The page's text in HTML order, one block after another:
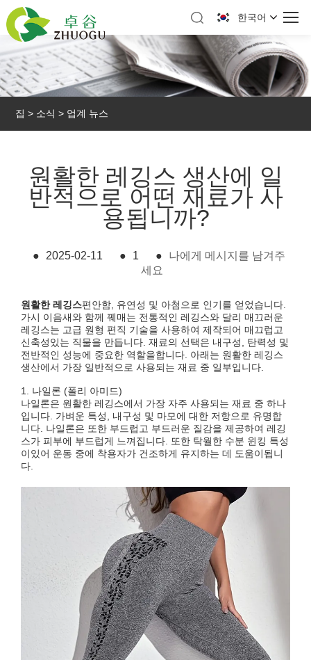
한국어
집 > 소식 > 업계 뉴스
원활한 레깅스 생산에 일
반적으로 어떤 재료가 사
용됩니까?
● 2025-02-11 ● 1 ●
나에게 메시지를 남겨주
세요
원활한 레깅스편안함, 유연성 및 아첨으로 인기를 얻었습니다.
가시 이음새와 함께 꿰매는 전통적인 레깅스와 달리 매끄러운
레깅스는 고급 원형 편직 기술을 사용하여 제작되어 매끄럽고
신축성있는 직물을 만듭니다. 재료의 선택은 내구성, 탄력성 및
전반적인 성능에 중요한 역할을합니다. 아래는 원활한 레깅스
생산에서 가장 일반적으로 사용되는 재료 중 일부입니다.
1. 나일론 (폴리 아미드)
나일론은 원활한 레깅스에서 가장 자주 사용되는 재료 중 하나
입니다. 가벼운 특성, 내구성 및 마모에 대한 저항으로 유명합
니다. 나일론은 또한 부드럽고 부드러운 질감을 제공하여 레깅
스가 피부에 부드럽게 느껴집니다. 또한 탁월한 수분 윈킹 특성
이있어 운동 중에 착용자가 건조하게 유지하는 데 도움이됩니
다.